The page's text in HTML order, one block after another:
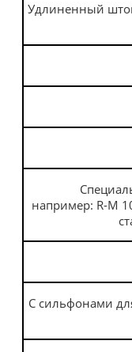
Удлиненный
например: R-M
С сильфонами